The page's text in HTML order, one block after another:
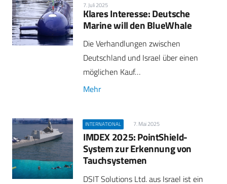
7. Juli 2025
Klares Interesse: Deutsche
Marine will den BlueWhale
Die Verhandlungen zwischen
Deutschland und Israel über einen
möglichen Kauf…
Mehr
INTERNATIONAL 7. Mai 2025
IMDEX 2025: PointShield-
System zur Erkennung von
Tauchsystemen
DSIT Solutions Ltd. aus Israel ist ein